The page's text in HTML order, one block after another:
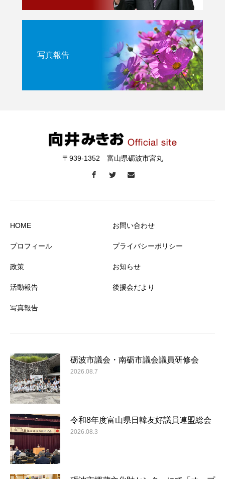
写真報告
〒939-1352 富山県砺波市宮丸
HOME
プロフィール
政策
活動報告
写真報告
お問い合わせ
プライバシーポリシー
お知らせ
後援会だより
砺波市議会・南砺市議会議員研修会
2026.08.7
令和8年度富山県日韓友好議員連盟総会
2026.08.3